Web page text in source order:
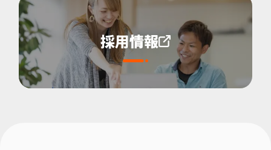
採用情報